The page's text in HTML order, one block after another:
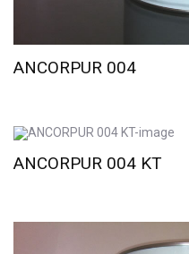
ANCORPUR 004
ANCORPUR 004 KT